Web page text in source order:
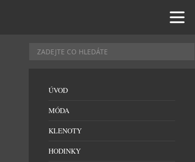
ÚVOD
MÓDA
KLENOTY
HODINKY